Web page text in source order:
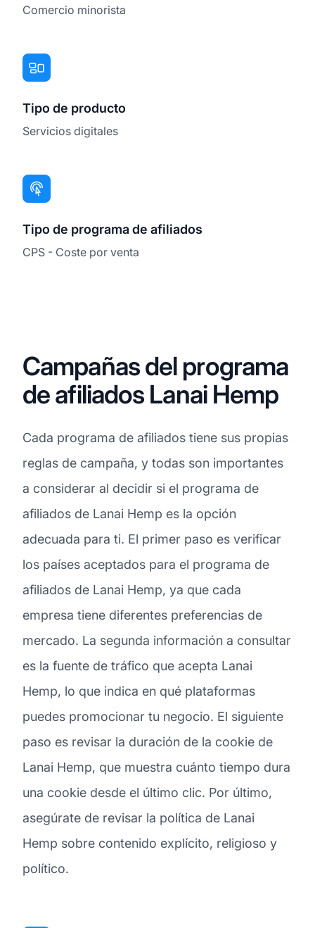
Comercio minorista
Tipo de producto
Servicios digitales
Tipo de programa de afiliados
CPS - Coste por venta
Campañas del programa
de afiliados Lanai Hemp
Cada programa de afiliados tiene sus propias
reglas de campaña, y todas son importantes
a considerar al decidir si el programa de
afiliados de Lanai Hemp es la opción
adecuada para ti. El primer paso es verificar
los países aceptados para el programa de
afiliados de Lanai Hemp, ya que cada
empresa tiene diferentes preferencias de
mercado. La segunda información a consultar
es la fuente de tráfico que acepta Lanai
Hemp, lo que indica en qué plataformas
puedes promocionar tu negocio. El siguiente
paso es revisar la duración de la cookie de
Lanai Hemp, que muestra cuánto tiempo dura
una cookie desde el último clic. Por último,
asegúrate de revisar la política de Lanai
Hemp sobre contenido explícito, religioso y
político.